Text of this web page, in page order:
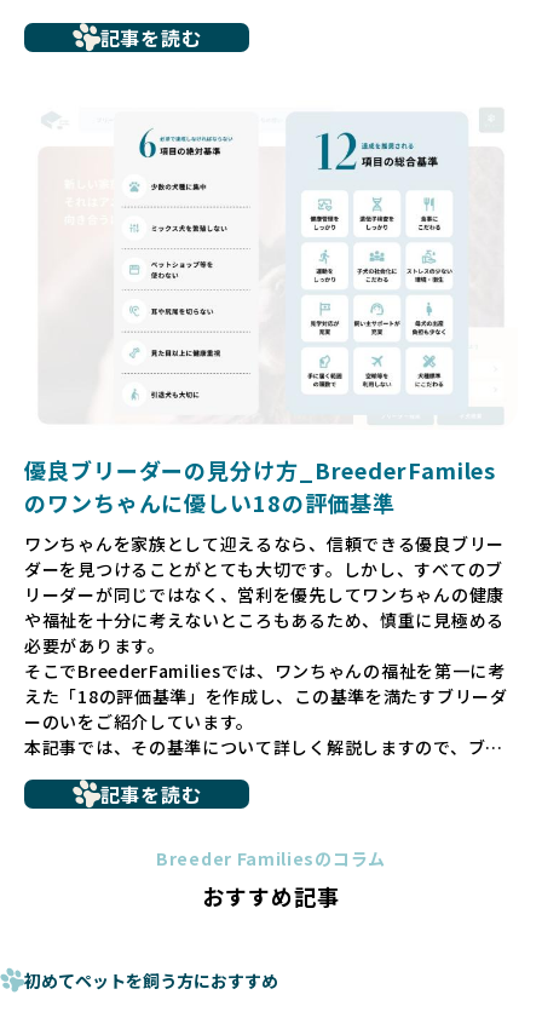
ち、健康面や社会性に問題を抱えていたり、またブリーダー
いるというケースもあります。こうした問題は、消費者にと
っても大きな負担であり、ワンちゃん自身にとっても非常に
だからこそ、私たちは正しい情報と安心して選べる場所を提
供すべきだと考えています。BreederFamiliesでは、ワンち
ゃんを家族のように愛する「優良ブリーダー」のみを独自の
厳しい基準で厳選し、その評価基準や評価結果をオープンに
しています。これにより、消費者の皆様が安心して子犬やブ
リーダーを選べる環境を整えています。
そして、消費者の皆様が正しい情報をもとに優良ブリーダー
を求めることで、ワンちゃんを家族のように愛する優良ブリ
ーダーが増え、営利優先の「悪徳ブリーダー」が自然と淘汰
される社会を目指しています。目の前の子犬だけでなく、親
ゃんに優しい世界を築いていきたいと考えています。
長するための環境が十分に整っていない場合が多く、販売ま
での間に過密な環境や長距離移動のストレスを受けることが
少なくありません。このような環境は、健康リスクや社会性
の問題につながりやすく、ワンちゃんにとっても望ましいと
は言えません。
こうした背景から、BreederFamiliesはペットショップを介
さない直接販売を採用するとともに、ペットオークションや
ペットショップを利用するブリーダーの掲載も行ってしませ
ん。
ペットショップを避けた方がいい理由の詳細はこちら
法令レベルの最低基準にとどまっていることが問題です。こ
ものに過ぎず、ワンちゃんの心身の福祉やブリーダーの責任
少なくなく、消費者にとって選択の判断が難しい現状があり
記事を読む
優良ブリーダーの見分け方_BreederFamiles
のワンちゃんに優しい18の評価基準
ワンちゃんを家族として迎えるなら、信頼できる優良ブリー
ダーを見つけることがとても大切です。しかし、すべてのブ
リーダーが同じではなく、営利を優先してワンちゃんの健康
や福祉を十分に考えないところもあるため、慎重に見極める
必要があります。
そこでBreederFamiliesでは、ワンちゃんの福祉を第一に考
えた「18の評価基準」を作成し、この基準を満たすブリーダ
ーのいをご紹介しています。
本記事では、その基準について詳しく解説しますので、ブリ
に断尾（しっぽを切る）や断耳（耳を切る）が行われている
ことがあります。
これは痛みを伴う処置で、ワンちゃんの身体的な負担が大き
手段でもあるため、切断されることで他の犬や人間との意思
記事を読む
Breeder Familiesのコラム
おすすめ記事
初めてペットを飼う方におすすめ